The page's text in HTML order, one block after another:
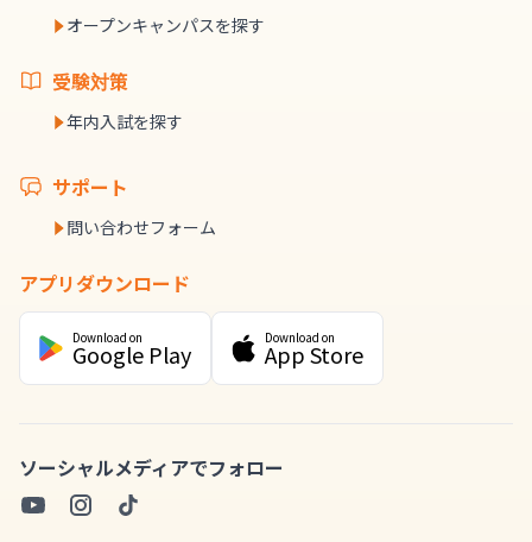
オープンキャンパスを探す
受験対策
年内入試を探す
サポート
問い合わせフォーム
アプリダウンロード
Download on
Google Play
Download on
App Store
ソーシャルメディアでフォロー